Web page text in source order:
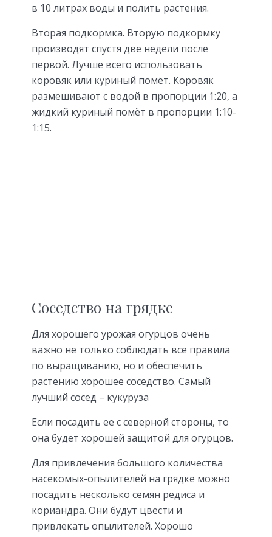
в 10 литрах воды и полить растения.
Вторая подкормка. Вторую подкормку
производят спустя две недели после
первой. Лучше всего использовать
коровяк или куриный помёт. Коровяк
размешивают с водой в пропорции 1:20, а
жидкий куриный помёт в пропорции 1:10-
1:15.
Соседство на грядке
Для хорошего урожая огурцов очень
важно не только соблюдать все правила
по выращиванию, но и обеспечить
растению хорошее соседство. Самый
лучший сосед – кукуруза
Если посадить ее с северной стороны, то
она будет хорошей защитой для огурцов.
Для привлечения большого количества
насекомых-опылителей на грядке можно
посадить несколько семян редиса и
кориандра. Они будут цвести и
привлекать опылителей. Хорошо